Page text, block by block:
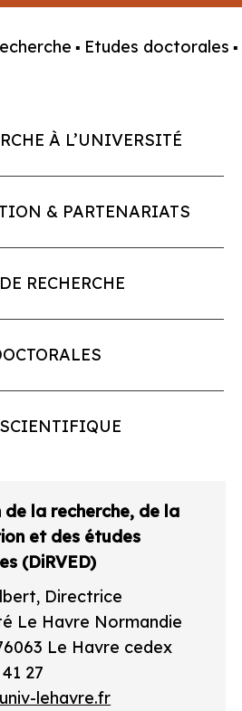
▪ Etudes doctorales ▪
À L’UNIVERSITÉ
& PARTENARIATS
RECHERCHE
de la recherche, de la
et des études
(DiRVED)
Directrice
Le Havre Normandie
Le Havre cedex
27
lehavre.fr